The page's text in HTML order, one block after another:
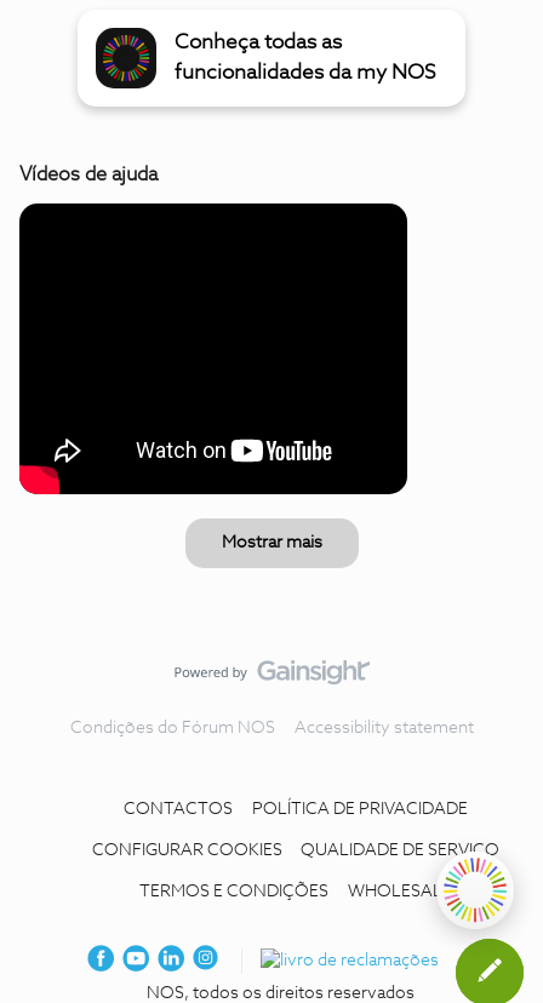
Conheça todas as
funcionalidades da my NOS
Vídeos de ajuda
Mostrar mais
Condições do Fórum NOS Accessibility statement
CONTACTOS POLÍTICA DE PRIVACIDADE
CONFIGURAR COOKIES QUALIDADE DE SERVIÇO
TERMOS E CONDIÇÕES WHOLESALE
NOS, todos os direitos reservados